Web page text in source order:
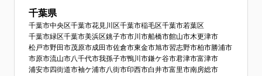
千葉県
千葉市中央区千葉市花見川区千葉市稲毛区千葉市若葉区
千葉市緑区千葉市美浜区銚子市市川市船橋市館山市木更津市
松戸市野田市茂原市成田市佐倉市東金市旭市習志野市柏市勝浦市
市原市流山市八千代市我孫子市鴨川市鎌ケ谷市君津市富津市
浦安市四街道市袖ケ浦市八街市印西市白井市富里市南房総市